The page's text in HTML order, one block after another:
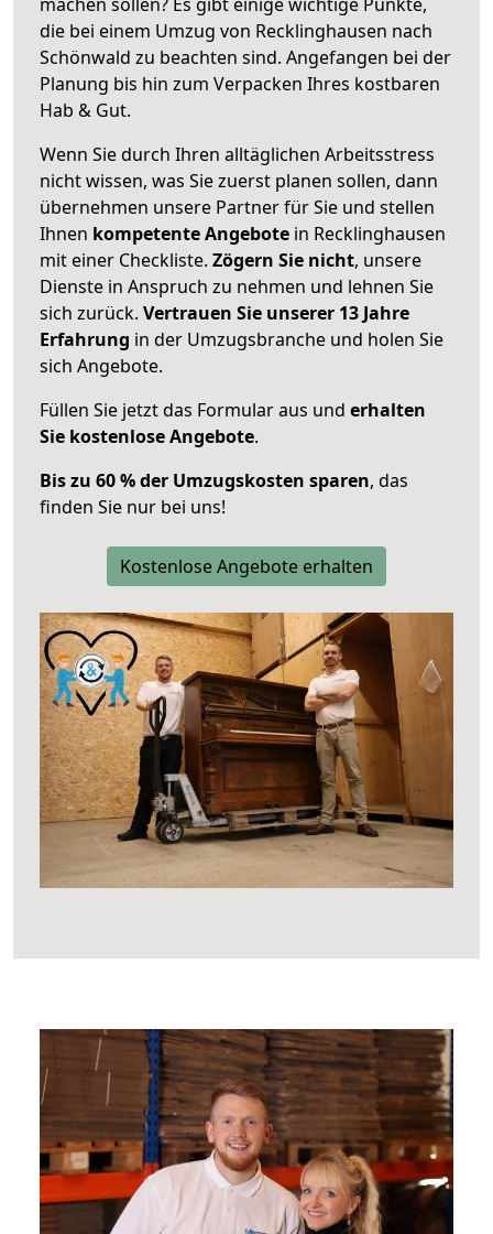
die bei einem Umzug von Recklinghausen nach
Schönwald zu beachten sind. Angefangen bei der
Planung bis hin zum Verpacken Ihres kostbaren
Hab & Gut.
Wenn Sie durch Ihren alltäglichen Arbeitsstress
nicht wissen, was Sie zuerst planen sollen, dann
übernehmen unsere Partner für Sie und stellen
Ihnen kompetente Angebote in Recklinghausen
mit einer Checkliste. Zögern Sie nicht, unsere
Dienste in Anspruch zu nehmen und lehnen Sie
sich zurück. Vertrauen Sie unserer 13 Jahre
Erfahrung in der Umzugsbranche und holen Sie
sich Angebote.
Füllen Sie jetzt das Formular aus und erhalten
Sie kostenlose Angebote.
Bis zu 60 % der Umzugskosten sparen, das
finden Sie nur bei uns!
Kostenlose Angebote erhalten